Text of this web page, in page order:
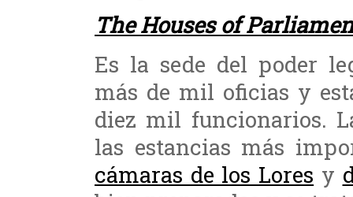
The Houses of
Es la sede del poder
más de mil oficias y
diez mil funcionarios.
las estancias más
cámaras de los Lores y